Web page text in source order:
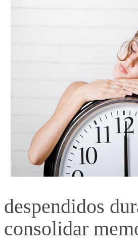
despendidos
consolidar